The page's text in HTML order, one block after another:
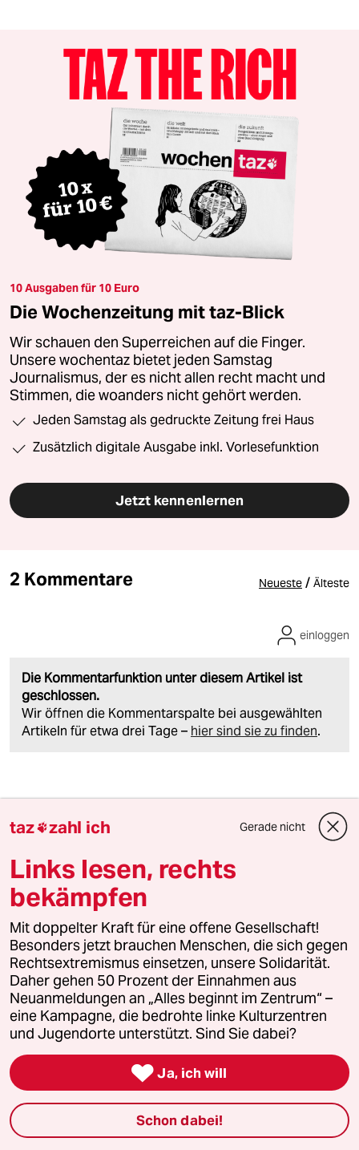
10 Ausgaben für 10 Euro
Die Wochenzeitung mit taz-Blick
Wir schauen den Superreichen auf die Finger.
Unsere wochentaz bietet jeden Samstag
Journalismus, der es nicht allen recht macht und
Stimmen, die woanders nicht gehört werden.
Jeden Samstag als gedruckte Zeitung frei Haus
Zusätzlich digitale Ausgabe inkl. Vorlesefunktion
Jetzt kennenlernen
2 Kommentare Neueste / Älteste
Die Kommentarfunktion unter diesem Artikel ist
geschlossen.
Wir öffnen die Kommentarspalte bei ausgewählten
Artikeln für etwa drei Tage – hier sind sie zu finden.
einloggen
Friedrich
18.01.2016
Der Artikel ist ausgewogen, das ist erfreulich.
Es wird auch deutlich, dass die PKK eine
aggressive Strategie verfolgt: Wie "Firat" sagt:
Den Krieg in die Städte tragen. Es wäre aber
noch deutlicher zu sagen: Die PKK trägt den
Krieg in die Städte und nimmt es billigend in
Kauf, dass die Zivilbevölkerung darunter leidet.
Zivile Opfer, die in einem Guerilla-Krieg leider
vorkommen, eignen sich hervorragend zur
Propaganda. Das hat sich die PKK von der
Hamas abgeschaut. Auch wird deutlich, dass
die Armee keineswegs allgemein gegen "die
kurdische Bevölkerung" vorgeht, wie das in der
unsäglichen Akademikerpetition unterstellt
wird.
taz zahl ich Gerade nicht
Links lesen, rechts
bekämpfen
Mit doppelter Kraft für eine offene Gesellschaft!
Besonders jetzt brauchen Menschen, die sich gegen
Rechtsextremismus einsetzen, unsere Solidarität.
Daher gehen 50 Prozent der Einnahmen aus
Neuanmeldungen an „Alles beginnt im Zentrum“ –
eine Kampagne, die bedrohte linke Kulturzentren
und Jugendorte unterstützt. Sind Sie dabei?
 Ja, ich will
Schon dabei!